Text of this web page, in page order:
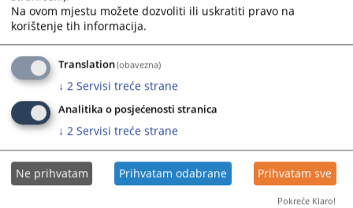
question
mark
key
get
the
keyboard
shortcuts
for
changing
dates.
question
mark
key
to
get
the
shortcuts
for
changing
dates.
Trenutno nema vijesti
Na ovom mjestu možete dozvoliti ili uskratiti pravo na
korištenje tih informacija.
Translation(obavezna)
↓ 2 Servisi treće strane
Analitika o posjećenosti stranica
↓ 2 Servisi treće strane
Ne prihvatam Prihvatam odabrane Prihvatam sve
Pokreće Klaro!